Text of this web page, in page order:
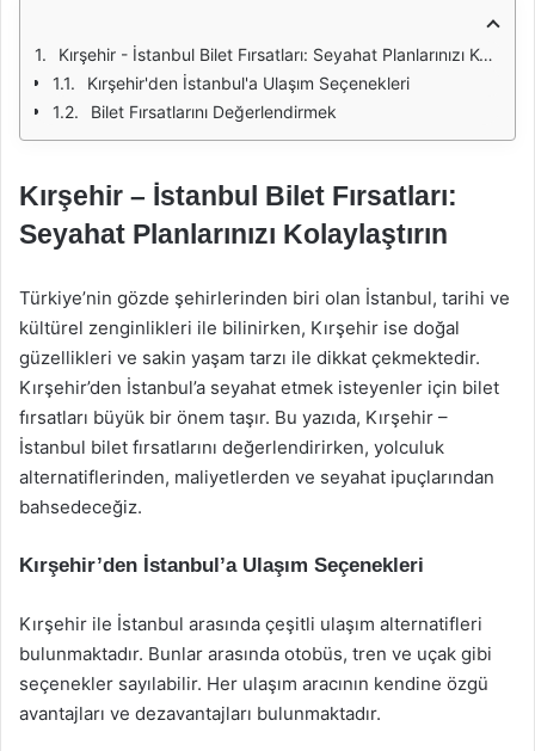
Kırşehir - İstanbul Bilet Fırsatları: Seyahat Planlarınızı Kolaylaştırın
Kırşehir'den İstanbul'a Ulaşım Seçenekleri
Bilet Fırsatlarını Değerlendirmek
Kırşehir – İstanbul Bilet Fırsatları:
Seyahat Planlarınızı Kolaylaştırın
Türkiye’nin gözde şehirlerinden biri olan İstanbul, tarihi ve
kültürel zenginlikleri ile bilinirken, Kırşehir ise doğal
güzellikleri ve sakin yaşam tarzı ile dikkat çekmektedir.
Kırşehir’den İstanbul’a seyahat etmek isteyenler için bilet
fırsatları büyük bir önem taşır. Bu yazıda, Kırşehir –
İstanbul bilet fırsatlarını değerlendirirken, yolculuk
alternatiflerinden, maliyetlerden ve seyahat ipuçlarından
bahsedeceğiz.
Kırşehir’den İstanbul’a Ulaşım Seçenekleri
Kırşehir ile İstanbul arasında çeşitli ulaşım alternatifleri
bulunmaktadır. Bunlar arasında otobüs, tren ve uçak gibi
seçenekler sayılabilir. Her ulaşım aracının kendine özgü
avantajları ve dezavantajları bulunmaktadır.